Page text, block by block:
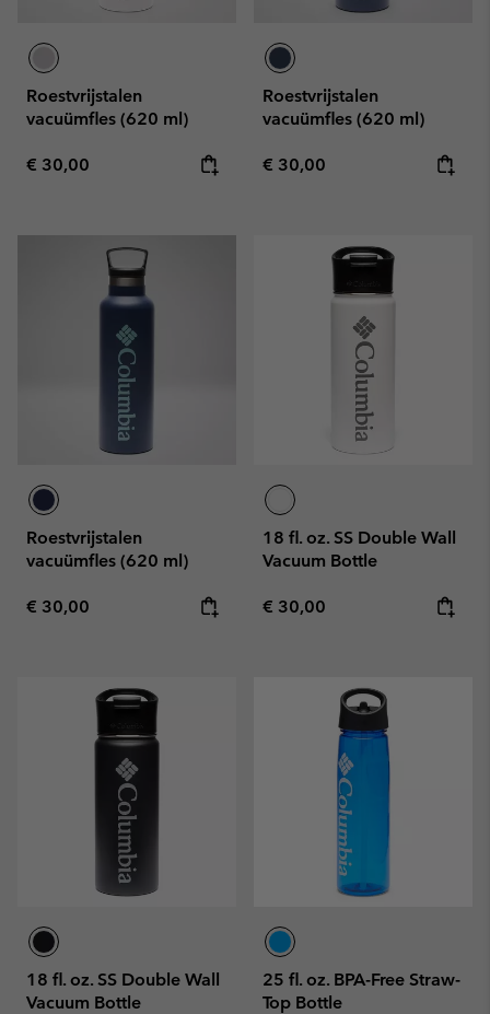
Roestvrijstalen
vacuümfles (620 ml)
Regular price:
€ 30,00
Roestvrijstalen
vacuümfles (620 ml)
Regular price:
€ 30,00
Roestvrijstalen
vacuümfles (620 ml)
Regular price:
€ 30,00
18 fl. oz. SS Double Wall
Vacuum Bottle
Regular price:
€ 30,00
18 fl. oz. SS Double Wall
Vacuum Bottle
25 fl. oz. BPA-Free Straw-
Top Bottle